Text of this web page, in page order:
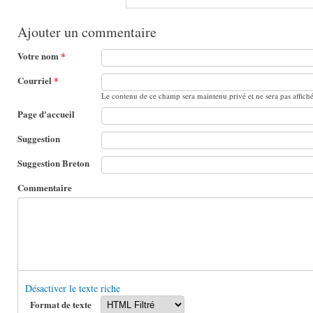
Ajouter un commentaire
Votre nom*
Courriel *
Le contenu de ce champ sera maintenu privé et ne sera pas
Page d'accueil
Suggestion
Suggestion Breton
Commentaire
Désactiver le texte riche
Format de texte